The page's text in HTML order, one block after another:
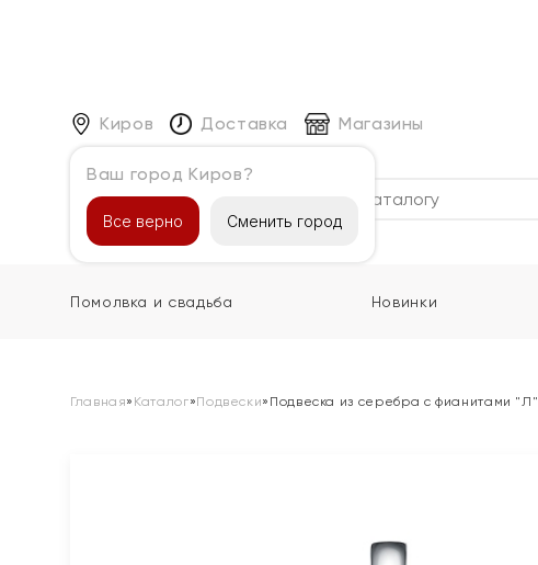
Киров
Ваш город Киров?
Все верно Сменить город
Доставка Магазины
Каталог
Помолвка и свадьба Новинки
Главная» Каталог»Подвески» Подвеска из серебра с фианитами "Л"